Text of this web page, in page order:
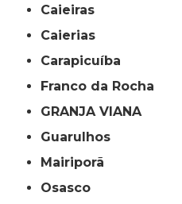
Caieiras
Caierias
Carapicuíba
Franco da Rocha
GRANJA VIANA
Guarulhos
Mairiporã
Osasco